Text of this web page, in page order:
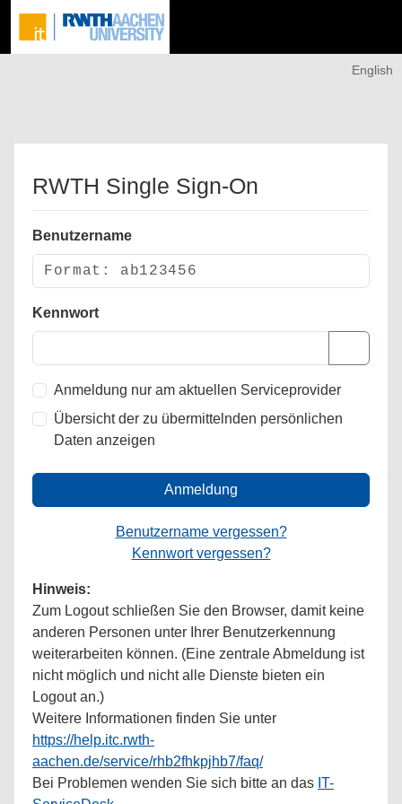
English
RWTH Single Sign-On
Benutzername
Kennwort
Anmeldung nur am aktuellen Serviceprovider
Übersicht der zu übermittelnden persönlichen
Daten anzeigen
Anmeldung
Benutzername vergessen?
Kennwort vergessen?
Hinweis:
Zum Logout schließen Sie den Browser, damit keine
anderen Personen unter Ihrer Benutzerkennung
weiterarbeiten können. (Eine zentrale Abmeldung ist
nicht möglich und nicht alle Dienste bieten ein
Logout an.)
Weitere Informationen finden Sie unter
https://help.itc.rwth-
aachen.de/service/rhb2fhkpjhb7/faq/
Bei Problemen wenden Sie sich bitte an das IT-